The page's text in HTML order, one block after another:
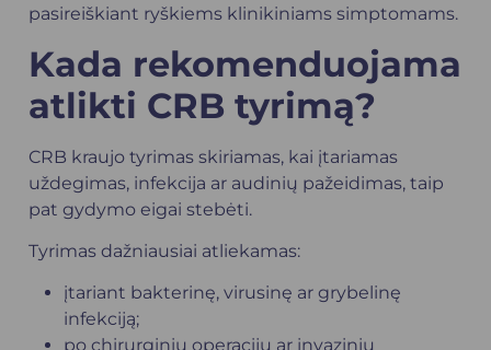
pasireiškiant ryškiems klinikiniams simptomams.
Kada rekomenduojama
atlikti CRB tyrimą?
CRB kraujo tyrimas skiriamas, kai įtariamas
uždegimas, infekcija ar audinių pažeidimas, taip
pat gydymo eigai stebėti.
Tyrimas dažniausiai atliekamas:
įtariant bakterinę, virusinę ar grybelinę
infekciją;
po chirurginių operacijų ar invazinių